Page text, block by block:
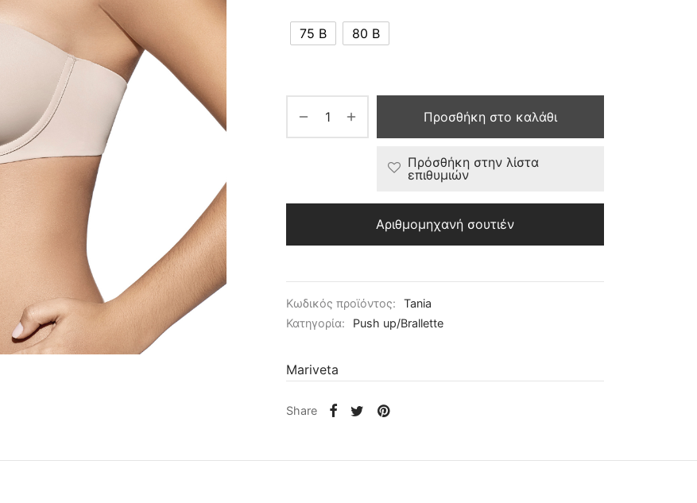
75 B 80 B
Προσθήκη στο καλάθι
Πρόσθήκη στην λίστα
επιθυμιών
Αριθμομηχανή σουτιέν
Κωδικός προϊόντος:
Tania
Κατηγορία:
Push up/Brallette
Mariveta
Share